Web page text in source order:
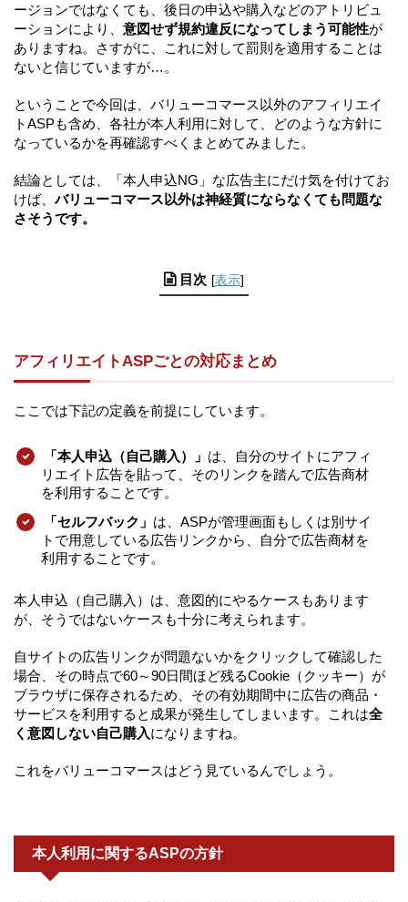
ージョンではなくても、後日の申込や購入などのアトリビュ
ーションにより、 意図せず規約違反になってしまう可能性が
ありますね。さすがに、これに対して罰則を適用することは
ないと信じていますが…。
ということで今回は、バリューコマース以外のアフィリエイ
トASPも含め、各社が本人利用に対して、どのような方針に
なっているかを再確認すべくまとめてみました。
結論としては、「本人申込NG」な広告主にだけ気を付けてお
けば、バリューコマース以外は神経質にならなくても問題な
さそうです。
目次 [表示]
アフィリエイトASPごとの対応まとめ
ここでは下記の定義を前提にしています。
「本人申込（自己購入）」 は、自分のサイトにアフィ
リエイト広告を貼って、そのリンクを踏んで広告商材
を利用することです。
「セルフバック」 は、ASPが管理画面もしくは別サイ
トで用意している広告リンクから、自分で広告商材を
利用することです。
本人申込（自己購入）は、意図的にやるケースもあります
が、そうではないケースも十分に考えられます。
自サイトの広告リンクが問題ないかをクリックして確認した
場合、その時点で60～90日間ほど残るCookie（クッキー）が
ブラウザに保存されるため、その有効期間中に広告の商品・
サービスを利用すると成果が発生してしまいます。これは全
く意図しない自己購入になりますね。
これをバリューコマースはどう見ているんでしょう。
本人利用に関するASPの方針